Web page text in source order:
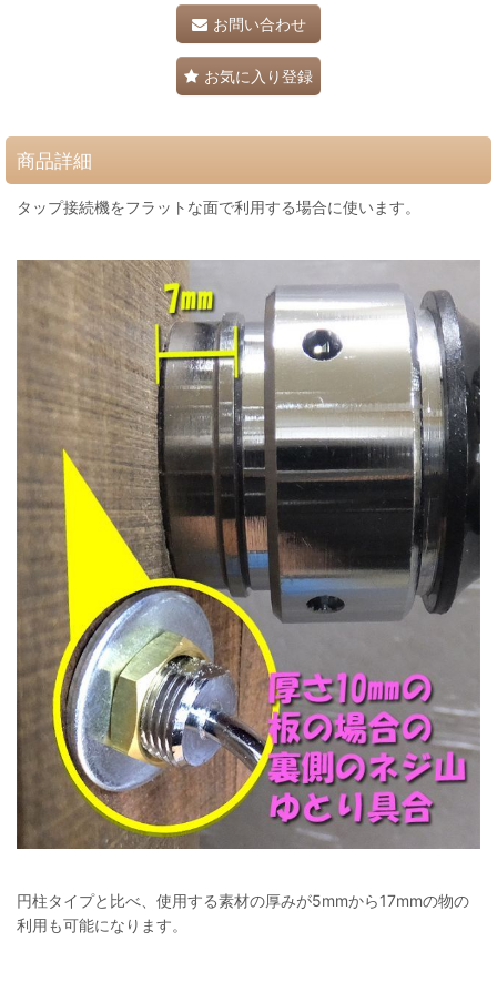
お問い合わせ
お気に入り登録
商品詳細
タップ接続機をフラットな面で利用する場合に使います。
円柱タイプと比べ、使用する素材の厚みが5mmから17mmの物の
利用も可能になります。